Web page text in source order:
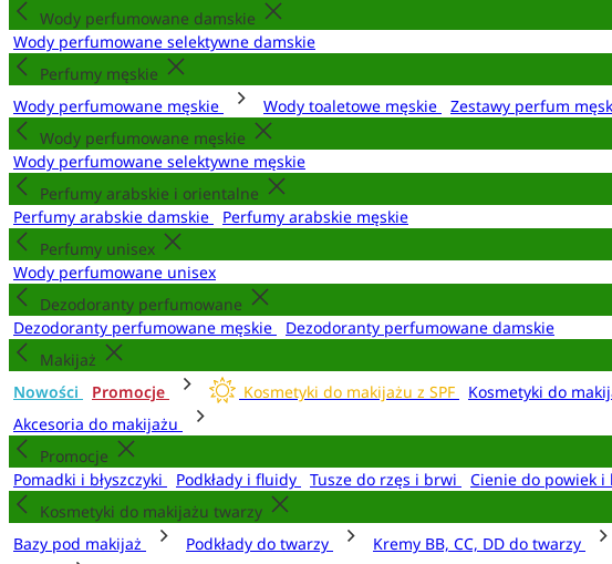
Wody perfumowane damskie
Wody perfumowane selektywne damskie
Perfumy męskie
Wody perfumowane męskie
Wody toaletowe męskie
Zestawy perfum
Wody perfumowane męskie
Wody perfumowane selektywne męskie
Perfumy arabskie i orientalne
Perfumy arabskie damskie
Perfumy arabskie męskie
Perfumy unisex
Wody perfumowane unisex
Dezodoranty perfumowane
Dezodoranty perfumowane męskie
Dezodoranty perfumowane damskie
Makijaż
Nowości
Promocje Kosmetyki do makijażu z SPF Kosmetyki do
Akcesoria do makijażu
Promocje
Pomadki i błyszczyki
Podkłady i fluidy Tusze do rzęs i brwi Cienie do powiek i
Kosmetyki do makijażu twarzy
Bazy pod makijaż
Podkłady do twarzy Kremy BB, CC, DD do twarzy